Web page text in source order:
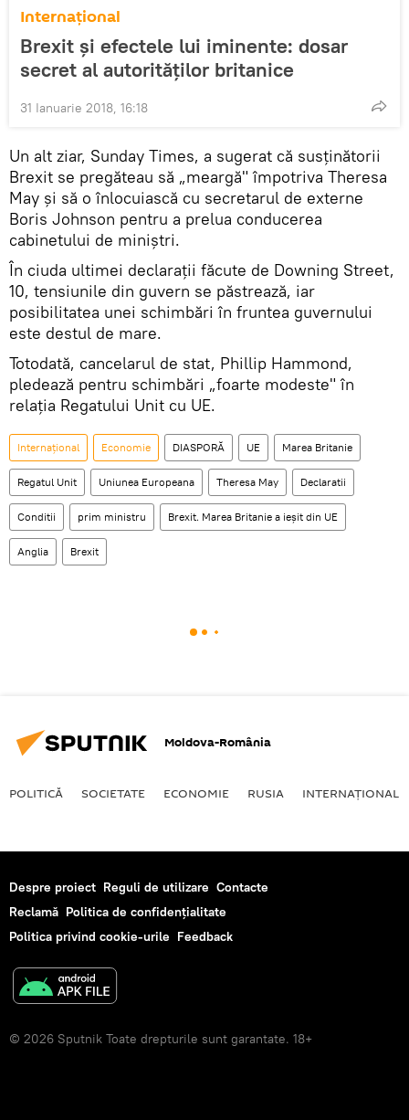
Internaţional
Brexit și efectele lui iminente: dosar
secret al autorităților britanice
31 Ianuarie 2018, 16:18
Un alt ziar, Sunday Times, a sugerat că susținătorii
Brexit se pregăteau să „meargă" împotriva Theresa
May și să o înlocuiască cu secretarul de externe
Boris Johnson pentru a prelua conducerea
cabinetului de miniștri.
În ciuda ultimei declarații făcute de Downing Street,
10, tensiunile din guvern se păstrează, iar
posibilitatea unei schimbări în fruntea guvernului
este destul de mare.
Totodată, cancelarul de stat, Phillip Hammond,
pledează pentru schimbări „foarte modeste" în
relația Regatului Unit cu UE.
Internaţional Economie DIASPORĂ UE Marea Britanie
Regatul Unit Uniunea Europeana Theresa May Declaratii
Conditii prim ministru Brexit. Marea Britanie a ieșit din UE
Anglia Brexit
Moldova-România
POLITICĂ SOCIETATE ECONOMIE RUSIA INTERNAŢIONAL
Despre proiect Reguli de utilizare Contacte
Reclamă Politica de confidențialitate
Politica privind cookie-urile Feedback
© 2026 Sputnik Toate drepturile sunt garantate. 18+